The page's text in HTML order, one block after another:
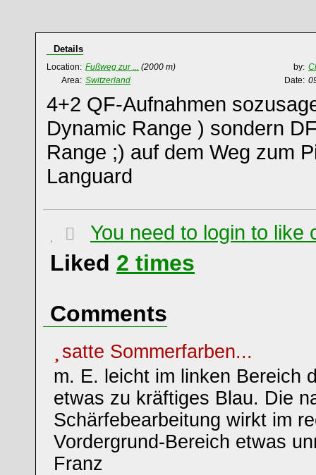
Details
Location: Fußweg zur ... (2000 m) by:
Area: Switzerland Date:
4+2 QF-Aufnahmen
Dynamic Range ) sondern
Range ;) auf dem Weg zum
Languard
You need to login to like
Liked 2 times
Comments
satte Sommerfarben...
m. E. leicht im linken Bereich
etwas zu kräftiges Blau. Die
Schärfebearbeitung wirkt im
Vordergrund-Bereich etwas
Franz